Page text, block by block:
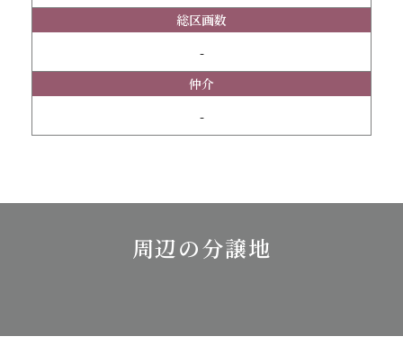
総区画数
-
仲介
-
周辺の分譲地